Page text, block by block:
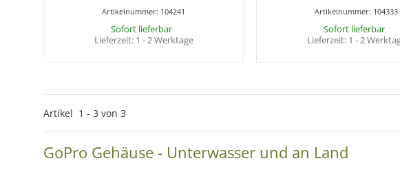
Artikelnummer: 104241
Sofort lieferbar
Lieferzeit: 1 - 2 Werktage
Artikelnummer: 104333
Sofort lieferbar
Lieferzeit: 1 - 2
Artikel 1 - 3 von 3
GoPro Gehäuse - Unterwasser und an Land